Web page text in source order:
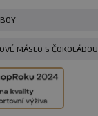
MÁSLO S ČOKOLÁDOU